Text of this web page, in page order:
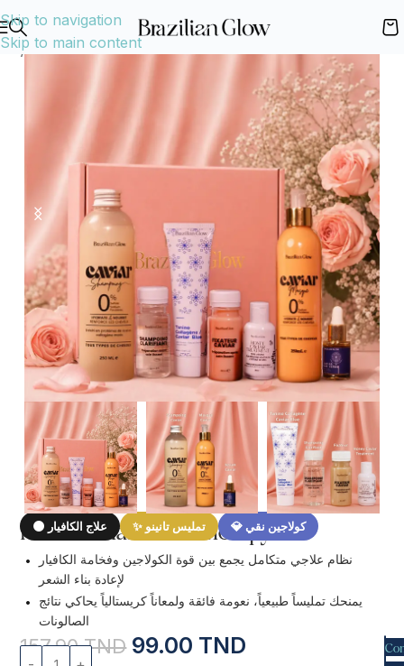
Skip to navigation
Skip to main content
Accueil Shop Nos Packs
-37%
Pack Caviar Hair Therapy
🌑 علاج الكافيار ✨ تمليس تانينو 💎 كولاجين نقي
•
نظام علاجي متكامل يجمع بين قوة الكولاجين وفخامة الكافيار
لإعادة بناء الشعر
•
يمنحك تمليساً طبيعياً، نعومة فائقة ولمعاناً كريستالياً يحاكي نتائج
الصالونات
157.90TND 99.00 TND